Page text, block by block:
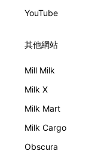
YouTube
其他網站
Mill Milk
Milk X
Milk Mart
Milk Cargo
Obscura